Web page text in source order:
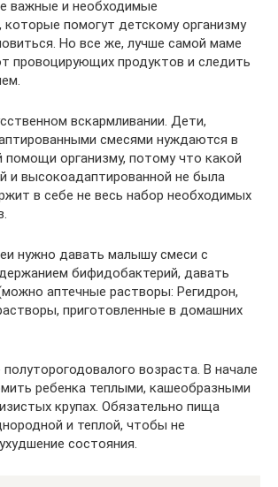
важные и необходимые
помогут детскому организму
Но все же, лучше самой маме
провоцирующих продуктов и следить
вскармливании. Дети,
смесями нуждаются в
помощи организму, потому что какой
и высокоадаптированной не была
в себе не весь набор необходимых
нужно давать малышу смеси с
бифидобактерий, давать
аптечные растворы: Регидрон,
приготовленные в домашних
возраста. В начале
ребенка теплыми, кашеобразными
крупах. Обязательно пища
и теплой, чтобы не
состояния.